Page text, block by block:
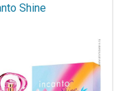
Shine